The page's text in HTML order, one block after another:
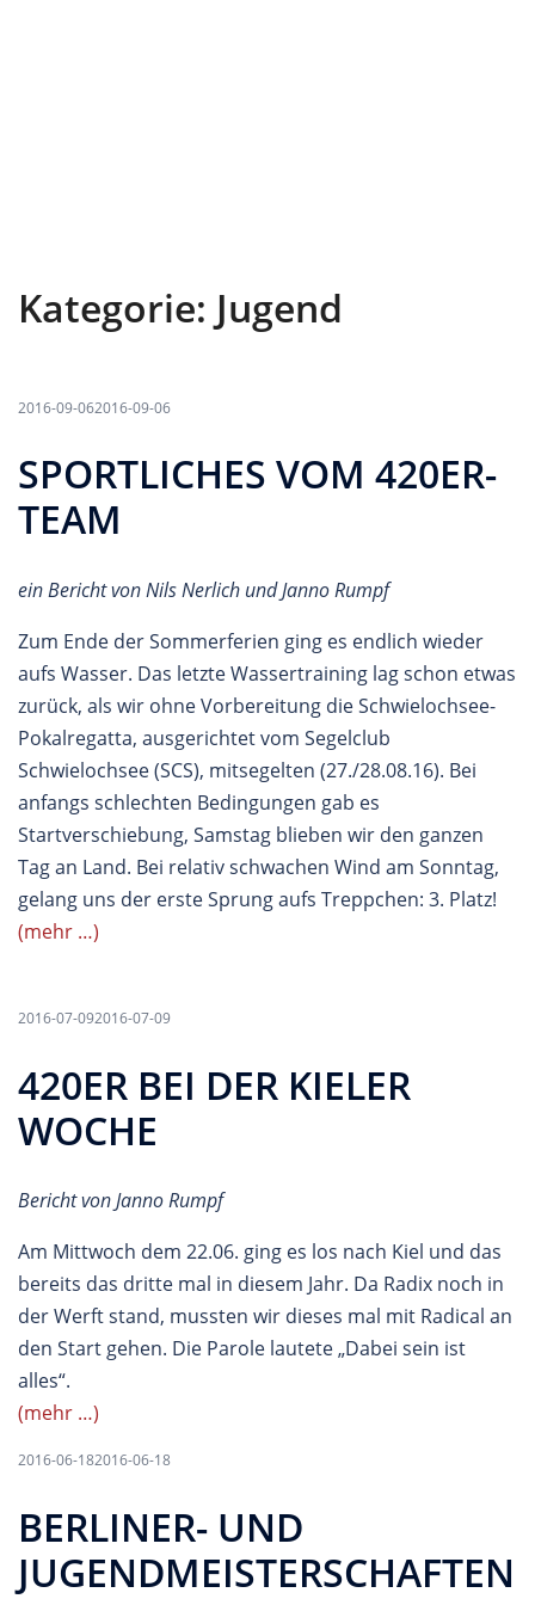
Kategorie: Jugend
2016-09-062016-09-06
SPORTLICHES VOM 420ER-
TEAM
ein Bericht von Nils Nerlich und Janno Rumpf
Zum Ende der Sommerferien ging es endlich wieder
aufs Wasser. Das letzte Wassertraining lag schon etwas
zurück, als wir ohne Vorbereitung die Schwielochsee-
Pokalregatta, ausgerichtet vom Segelclub
Schwielochsee (SCS), mitsegelten (27./28.08.16). Bei
anfangs schlechten Bedingungen gab es
Startverschiebung, Samstag blieben wir den ganzen
Tag an Land. Bei relativ schwachen Wind am Sonntag,
gelang uns der erste Sprung aufs Treppchen: 3. Platz!
(mehr …)
2016-07-092016-07-09
420ER BEI DER KIELER
WOCHE
Bericht von Janno Rumpf
Am Mittwoch dem 22.06. ging es los nach Kiel und das
bereits das dritte mal in diesem Jahr. Da Radix noch in
der Werft stand, mussten wir dieses mal mit Radical an
den Start gehen. Die Parole lautete „Dabei sein ist
alles“.
(mehr …)
2016-06-182016-06-18
BERLINER- UND
JUGENDMEISTERSCHAFTEN